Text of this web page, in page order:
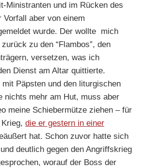
Ministranten und im Rücken des
Vorfall aber von einem
wurde. Der wollte mich
zu den “Flambos”, den
versetzen, was ich
Dienst am Altar quittierte.
Päpsten und den liturgischen
nichts mehr am Hut, muss aber
meine Schiebermütze ziehen – für
die er gestern in einer
hat. Schon zuvor hatte sich
deutlich gegen den Angriffskrieg
worauf der Boss der